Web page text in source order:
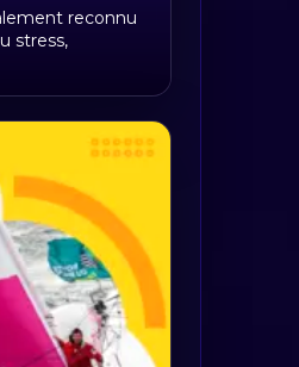
reconnu
stress,